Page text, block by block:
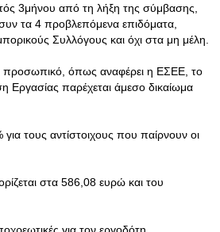
3μήνου από τη λήξη της σύμβασης,
τα 4 προβλεπόμενα επιδόματα,
Συλλόγους και όχι στα μη μέλη.
προσωπικό, όπως αναφέρει η ΕΣΕΕ, το
Εργασίας παρέχεται άμεσο δικαίωμα
για τους αντίστοιχους που παίρνουν οι
στα 586,08 ευρώ και του